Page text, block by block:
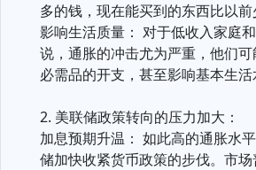
多的钱，现在能买到的东西比以前
影响生活质量： 对于低收入家庭
说，通胀的冲击尤为严重，他们
必需品的开支，甚至影响基本生活
2. 美联储政策转向的压力加大：
加息预期升温： 如此高的通胀水
储加快收紧货币政策的步伐。市